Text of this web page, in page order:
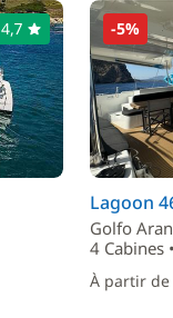
4,7 -5%
Lagoon
Golfo
4 Cabines
À partir de